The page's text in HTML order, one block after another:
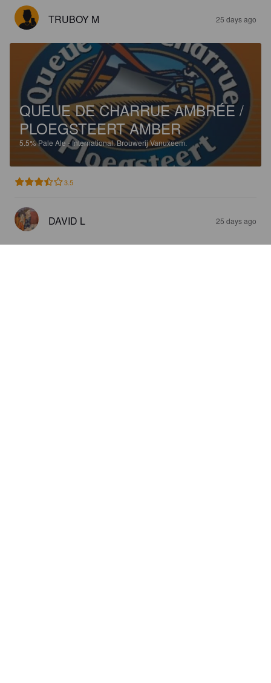
TRUBOY M 25 days ago
QUEUE DE CHARRUE AMBRÉE /
PLOEGSTEERT AMBER
5.5%Pale Ale - International.Brouwerij Vanuxeem.
3.5
DAVID L 25 days ago